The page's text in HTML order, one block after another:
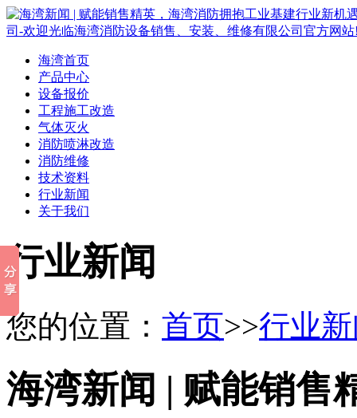
海湾首页
产品中心
设备报价
工程施工改造
气体灭火
消防喷淋改造
消防维修
技术资料
行业新闻
关于我们
行业新闻
您的位置： 首页>>行业
海湾新闻 | 赋能销售